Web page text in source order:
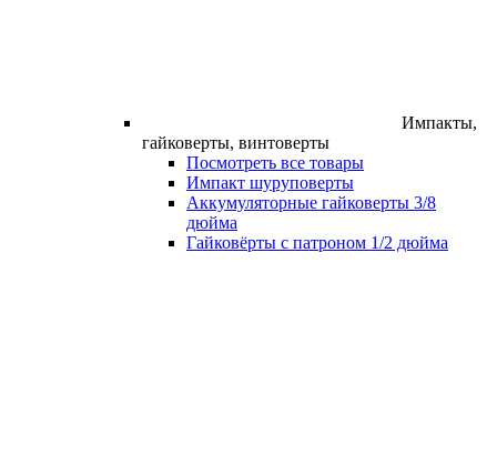
Импакты,
гайковерты, винтоверты
Посмотреть все товары
Импакт шуруповерты
Аккумуляторные гайковерты 3/8
дюйма
Гайковёрты с патроном 1/2 дюйма